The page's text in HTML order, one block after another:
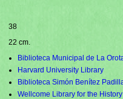
38
22 cm.
Biblioteca Municipal de La
Harvard University Library
Biblioteca Simón Benítez
Wellcome Library for the